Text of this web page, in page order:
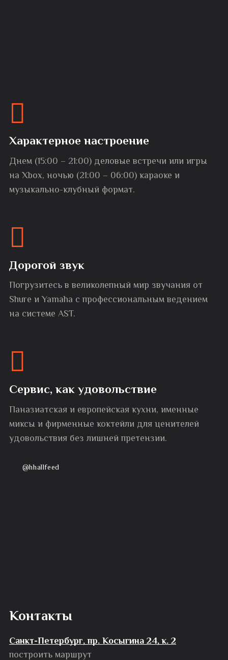
Характерное настроение
Днем (15:00 – 21:00) деловые встречи или игры
на Xbox, ночью (21:00 – 06:00) караоке и
музыкально-клубный формат.
Дорогой звук
Погрузитесь в великолепный мир звучания от
Shure и Yamaha с профессиональным ведением
на системе AST.
Сервис, как удовольствие
Паназиатская и европейская кухни, именные
миксы и фирменные коктейли для ценителей
удовольствия без лишней претензии.
@hhallfeed
Контакты
Санкт-Петербург, пр. Косыгина 24, к. 2
построить маршрут